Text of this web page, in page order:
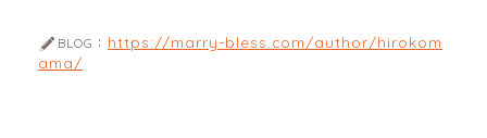
BLOG： https://marry-bless.com/author/hirokom
ama/